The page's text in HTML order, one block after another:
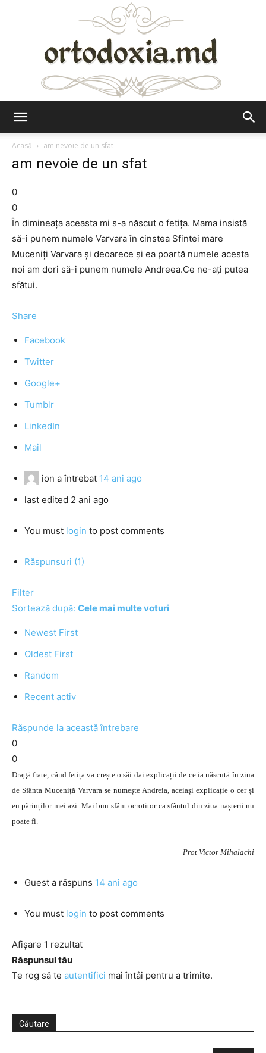
Acasă
am nevoie de un sfat
am nevoie de un sfat
0
0
În dimineaţa aceasta mi s-a născut o fetiţa. Mama insistă
să-i punem numele Varvara în cinstea Sfintei mare
Muceniţi Varvara şi deoarece şi ea poartă numele acesta
noi am dori să-i punem numele Andreea.Ce ne-aţi putea
sfătui.
Share
Facebook
Twitter
Google+
Tumblr
LinkedIn
Mail
ion a întrebat 14 ani ago
last edited 2 ani ago
You must login to post comments
Răspunsuri (1)
Filter
Sortează după: Cele mai multe voturi
Newest First
Oldest First
Random
Recent activ
Răspunde la această întrebare
0
0
Dragă frate, când fetița va crește o săi dai explicații de ce ia născută în ziua
de Sfânta Muceniță Varvara se numește Andreia, aceiași explicație o cer și
eu părinților mei azi. Mai bun sfânt ocrotitor ca sfântul din ziua nașterii nu
poate fi.
Prot Victor Mihalachi
Guest a răspuns 14 ani ago
You must login to post comments
Afișare 1 rezultat
Răspunsul tău
Te rog să te autentifici mai întâi pentru a trimite.
Căutare